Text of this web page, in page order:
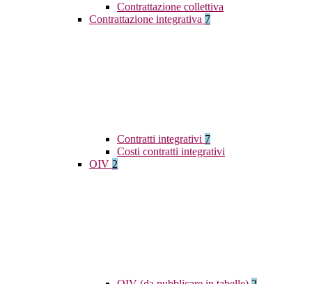
Contrattazione collettiva
Contrattazione integrativa 7
Contratti integrativi 7
Costi contratti integrativi
OIV 2